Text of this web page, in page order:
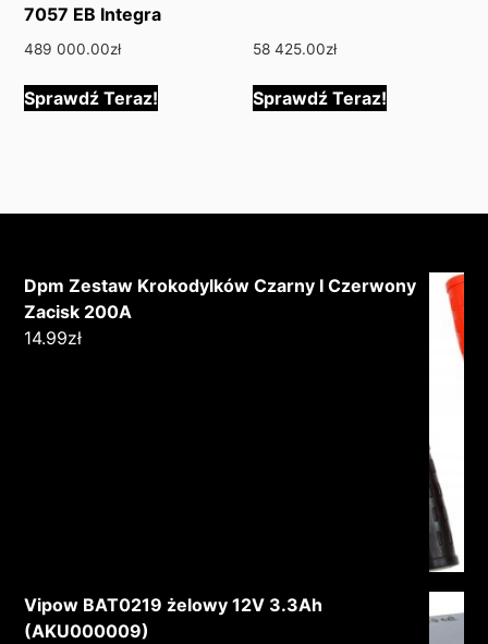
7057 EB Integra
489 000.00zł
Sprawdź Teraz!
58 425.00zł
Sprawdź Teraz!
Dpm Zestaw Krokodylków Czarny I Czerwony
Zacisk 200A
14.99zł
Vipow BAT0219 żelowy 12V 3.3Ah
(AKU000009)